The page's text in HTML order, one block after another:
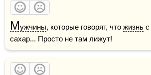
Мужчины​, которые говорят, что жизнь с
сахар... Просто не там лижут!